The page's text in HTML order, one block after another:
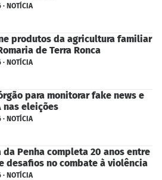
NOTÍCIA
produtos da agricultura familiar
de Terra Ronca
NOTÍCIA
para monitorar fake news e
nas eleições
NOTÍCIA
da Penha completa 20 anos entre
desafios no combate à violência
NOTÍCIA